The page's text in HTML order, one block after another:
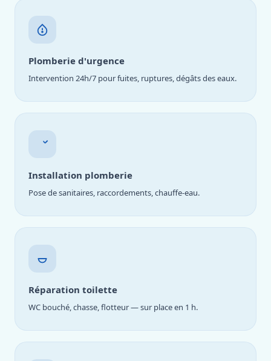
Plomberie d'urgence
Intervention 24h/7 pour fuites, ruptures, dégâts des eaux.
Installation plomberie
Pose de sanitaires, raccordements, chauffe-eau.
Réparation toilette
WC bouché, chasse, flotteur — sur place en 1 h.